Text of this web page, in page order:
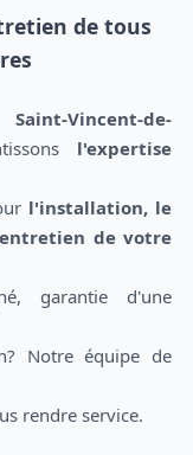
de tous
Saint-Vincent-de-
l'expertise
l'installation, le
de votre
garantie d'une
Notre équipe de
rendre service.